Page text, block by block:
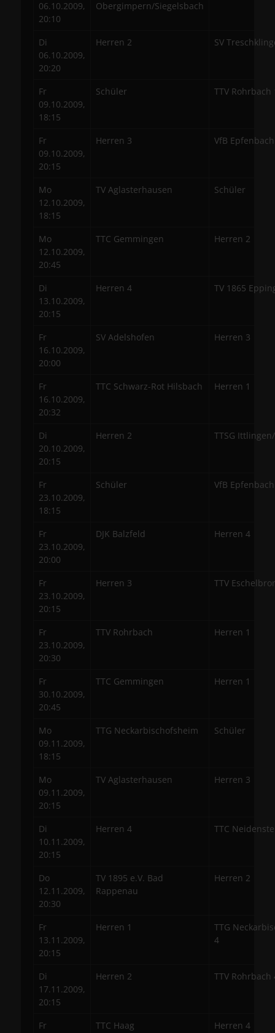
06.10.2009,
20:10
Obergimpern/Siegelsbach
Di
06.10.2009,
20:20
Herren 2 SV
Fr
09.10.2009,
18:15
Schüler TTV Rohrbach
Fr
09.10.2009,
20:15
Herren 3 VfB
Mo
12.10.2009,
18:15
TV Aglasterhausen Schüler
Mo
12.10.2009,
20:45
TTC Gemmingen Herren 2
Di
13.10.2009,
20:15
Herren 4 TV 1865
Fr
16.10.2009,
20:00
SV Adelshofen Herren 3
Fr
16.10.2009,
20:32
TTC Schwarz-Rot Hilsbach Herren 1
Di
20.10.2009,
20:15
Herren 2 TTSG
Fr
23.10.2009,
18:15
Schüler VfB
Fr
23.10.2009,
20:00
DJK Balzfeld Herren 4
Fr
23.10.2009,
20:15
Herren 3 TTV
Fr
23.10.2009,
20:30
TTV Rohrbach Herren 1
Fr
30.10.2009,
20:45
TTC Gemmingen Herren 1
Mo
09.11.2009,
18:15
TTG Neckarbischofsheim Schüler
Mo
09.11.2009,
20:15
TV Aglasterhausen Herren 3
Di
10.11.2009,
20:15
Herren 4 TTC
Do
12.11.2009,
20:30
TV 1895 e.V. Bad
Rappenau
Herren 2
Fr
13.11.2009,
20:15
Herren 1
TTG
4
Di
17.11.2009,
20:15
Herren 2 TTV Rohrbach
Fr
TTC Haag Herren 4